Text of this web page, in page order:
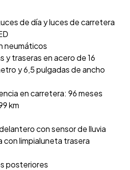
de día y luces de carretera
neumáticos
y traseras en acero de 16
y 6,5 pulgadas de ancho
en carretera: 96 meses
km
con sensor de lluvia
con limpialuneta trasera
posteriores